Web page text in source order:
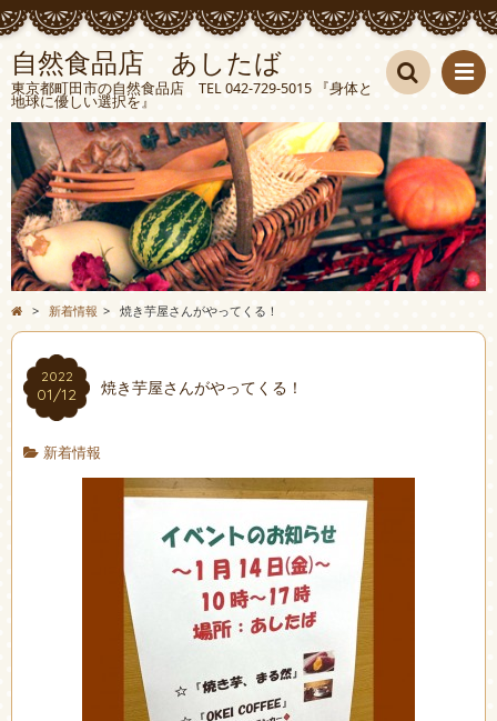
自然食品店 あしたば
東京都町田市の自然食品店 TEL 042-729-5015 『身体と
地球に優しい選択を』 検索
> 新着情報 > 焼き芋屋さんがやってくる！
2022
01/12 焼き芋屋さんがやってくる！
新着情報